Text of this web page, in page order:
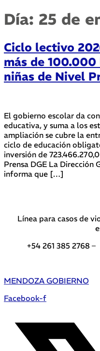
Día: 25 de
Ciclo lectivo
más de
niñas de Nivel
El gobierno escolar da
educativa, y suma a los
ampliación se cubre la
ciclo de educación
inversión de
Prensa DGE La Dirección
informa que […]
Línea para casos de
+54 261 385 2768 –
MENDOZA GOBIERNO
Facebook-f